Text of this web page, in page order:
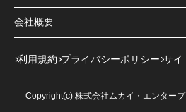
会社概要
利用規約 プライバシーポリシー サイ
Copyright(c) 株式会社ムカイ・エンター